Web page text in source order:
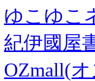
ゆこゆこ
紀伊國屋
OZmall(